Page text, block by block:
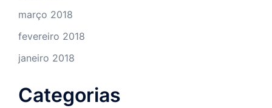
março 2018
fevereiro 2018
janeiro 2018
Categorias